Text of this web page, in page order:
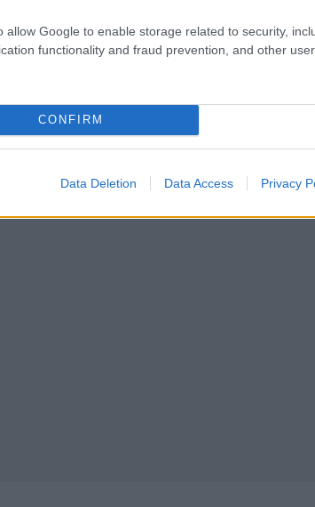
allow Google to enable storage related to security,
functionality and fraud prevention, and other user
CONFIRM
Data Deletion Data Access Privacy
που στέκεται περίπου 40 μ. από τις
Δεν είναι άλλη από τη νησίδα Ko
ταινία του James Bond «Ο άνθρωπος με
Ένα αξιοθαύμαστο απόκρημνο
πράσινο νερό.